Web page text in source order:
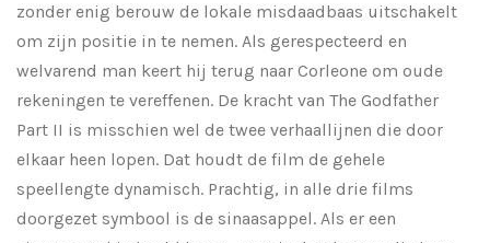
zonder enig berouw de lokale misdaadbaas uitschakelt
om zijn positie in te nemen. Als gerespecteerd en
welvarend man keert hij terug naar Corleone om oude
rekeningen te vereffenen. De kracht van The Godfather
Part II is misschien wel de twee verhaallijnen die door
elkaar heen lopen. Dat houdt de film de gehele
speellengte dynamisch. Prachtig, in alle drie films
doorgezet symbool is de sinaasappel. Als er een